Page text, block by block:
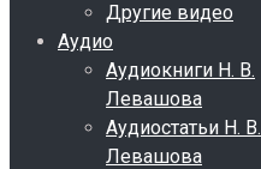
Другие видео
Аудио
Аудиокниги Н. В.
Левашова
Аудиостатьи Н. В.
Левашова